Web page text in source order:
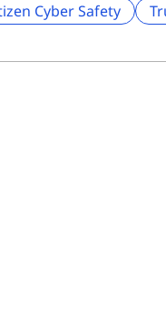
Cyber Safety